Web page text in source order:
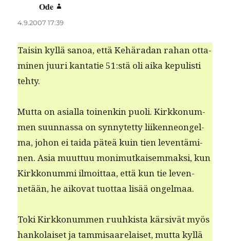
Ode
4.9.2007 17:39
Taisin kyl­lä sanoa, että Kehäradan rahan otta­
mi­nen juuri kan­tatie 51:stä oli aika kepulisti
tehty.
Mut­ta on asial­la toinenkin puoli. Kirkkon­um­
men suun­nas­sa on syn­nytet­ty liiken­neon­gel­
ma, johon ei tai­da päteä kuin tien lev­en­tämi­
nen. Asia muut­tuu mon­imutkaisem­mak­si, kun
Kirkkon­um­mi ilmoit­taa, että kun tie leven­
netään, he aiko­vat tuot­taa lisää ongelmaa.
Toki Kirkkon­um­men ruuhk­ista kär­sivät myös
han­ko­laiset ja tam­misaare­laiset, mut­ta kyl­lä